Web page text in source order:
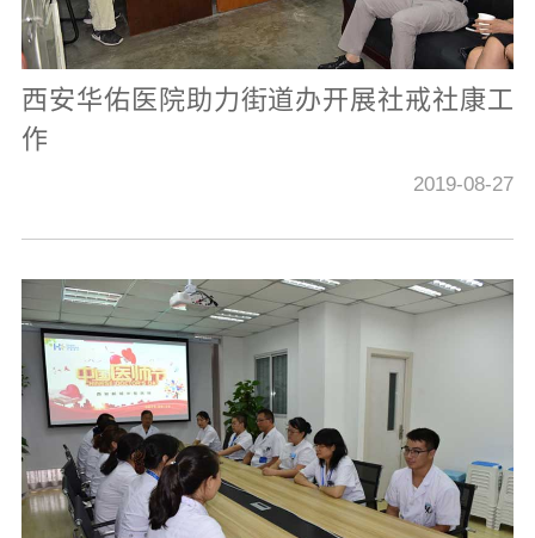
西安华佑医院助力街道办开展社戒社康工
作
2019-08-27